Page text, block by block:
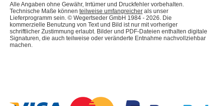
Alle Angaben ohne Gewähr, Irrtümer und Druckfehler vorbehalten.
Technische Maße können teilweise umfangreicher als unser
Lieferprogramm sein. © Wegertseder GmbH 1984 - 2026. Die
kommerzielle Benutzung von Text und Bild ist nur mit vorheriger
schriftlicher Zustimmung erlaubt. Bilder und PDF-Dateien enthalten digitale
Signaturen, die auch teilweise oder veränderte Entnahme nachvollziehbar
machen.